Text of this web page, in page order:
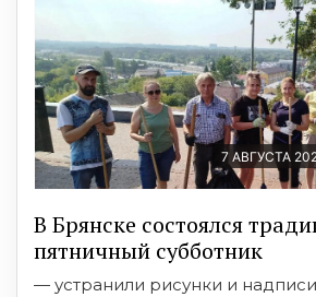
7 АВГУСТА
В Брянске состоялся
пятничный субботник
— устранили рисунки и